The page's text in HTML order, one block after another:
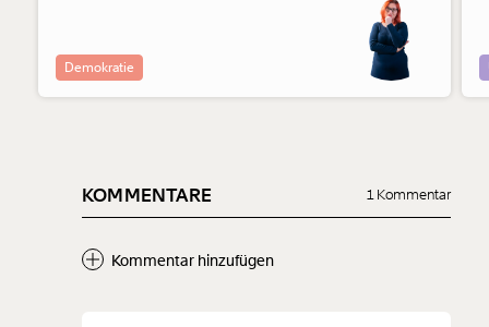
Demokratie
KOMMENTARE 1 Kommentar
Kommentar hinzufügen